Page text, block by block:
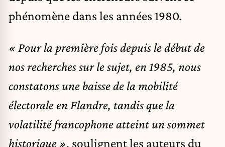
phénomène dans les années 1980.
« Pour la première fois depuis le début de
nos recherches sur le sujet, en 1985, nous
constatons une baisse de la mobilité
électorale en Flandre, tandis que la
volatilité francophone atteint un sommet
historique », soulignent les auteurs du